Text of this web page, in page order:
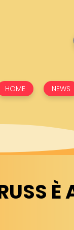
HOME NEWS
È